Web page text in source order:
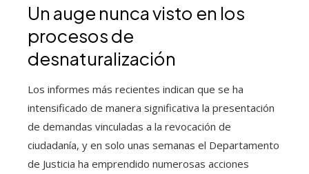
Un auge nunca visto en los
procesos de
desnaturalización
Los informes más recientes indican que se ha
intensificado de manera significativa la presentación
de demandas vinculadas a la revocación de
ciudadanía, y en solo unas semanas el Departamento
de Justicia ha emprendido numerosas acciones